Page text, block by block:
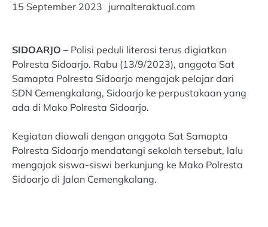
15 September 2023 jurnalteraktual.com
SIDOARJO – Polisi peduli literasi terus digiatkan
Polresta Sidoarjo. Rabu (13/9/2023), anggota Sat
Samapta Polresta Sidoarjo mengajak pelajar dari
SDN Cemengkalang, Sidoarjo ke perpustakaan yang
ada di Mako Polresta Sidoarjo.
Kegiatan diawali dengan anggota Sat Samapta
Polresta Sidoarjo mendatangi sekolah tersebut, lalu
mengajak siswa-siswi berkunjung ke Mako Polresta
Sidoarjo di Jalan Cemengkalang.